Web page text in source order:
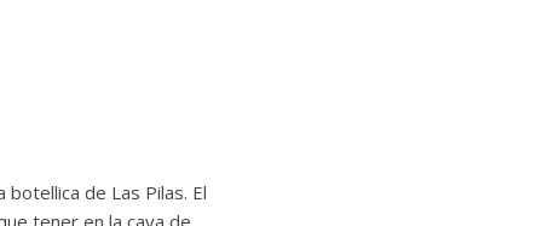
botellica de Las Pilas. El
tener en la cava de